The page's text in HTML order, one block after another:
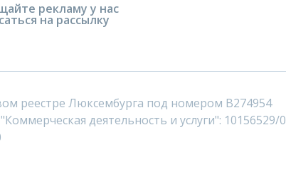
рекламу у нас
на рассылку
реестре Люксембурга под номером B274954
деятельность и услуги": 10156529/0